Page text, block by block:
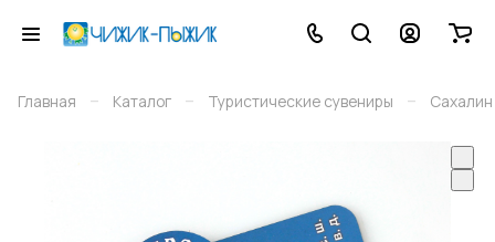
Главная – Каталог – Туристические сувениры – Сахалин